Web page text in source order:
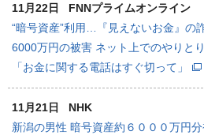
11月22日
FNNプライムオンライン
“暗号資産”利用…『見えないお金』の
6000万円の被害 ネット上でのやりと
「お金に関する電話はすぐ切って」
11月21日
NHK
新潟の男性 暗号資産約６０００万円